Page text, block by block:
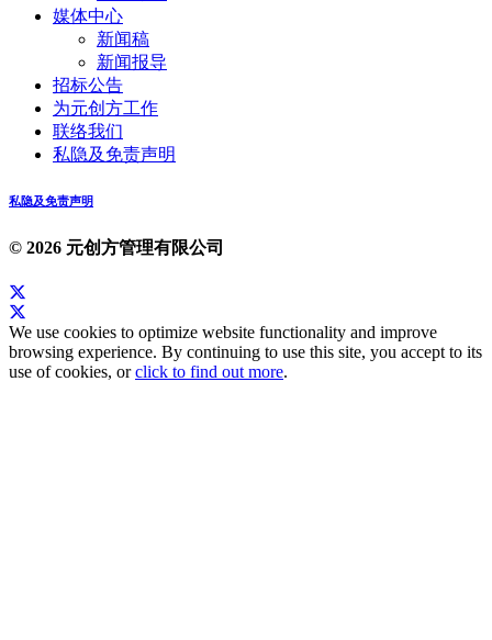
媒体中心
新闻稿
新闻报导
招标公告
为元创方工作
联络我们
私隐及免责声明
私隐及免责声明
© 2026 元创方管理有限公司
We use cookies to optimize website functionality and improve
browsing experience. By continuing to use this site, you accept to its
use of cookies, orclick to find out more.